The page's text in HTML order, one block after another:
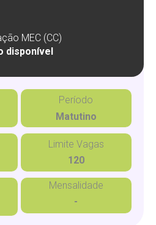
MEC (CC)
disponível
Período
Matutino
Limite Vagas
120
Mensalidade
-